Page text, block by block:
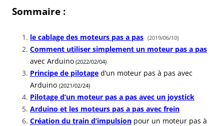
Sommaire :
le cablage des moteurs pas a pas (2019/06/10)
Comment utiliser simplement un moteur pas a pas
avec Arduino (2022/02/04)
Principe de pilotage d’un moteur pas à pas avec
Arduino (2021/02/24)
Pilotage d’un moteur pas a pas avec un joystick
Arduino et les moteurs pas a pas avec frein
Création du train d’impulsion pour un moteur pas à